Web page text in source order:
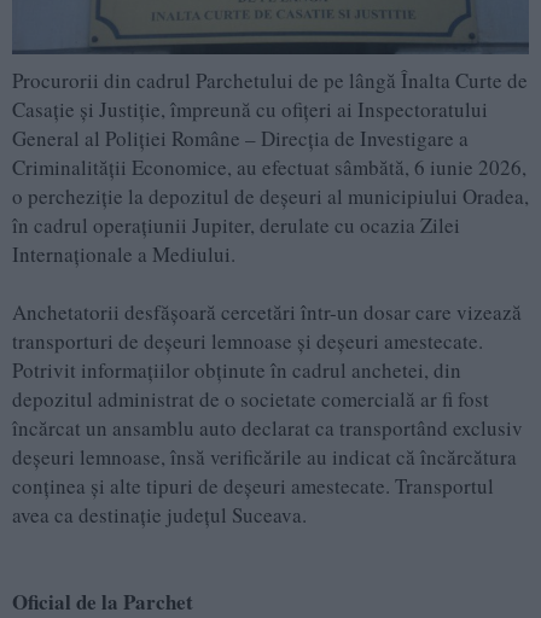
Procurorii din cadrul Parchetului de pe lângă Înalta Curte de
Casație și Justiție, împreună cu ofițeri ai Inspectoratului
General al Poliției Române – Direcția de Investigare a
Criminalității Economice, au efectuat sâmbătă, 6 iunie 2026,
o percheziție la depozitul de deșeuri al municipiului Oradea,
în cadrul operațiunii Jupiter, derulate cu ocazia Zilei
Internaționale a Mediului.
Anchetatorii desfășoară cercetări într-un dosar care vizează
transporturi de deșeuri lemnoase și deșeuri amestecate.
Potrivit informațiilor obținute în cadrul anchetei, din
depozitul administrat de o societate comercială ar fi fost
încărcat un ansamblu auto declarat ca transportând exclusiv
deșeuri lemnoase, însă verificările au indicat că încărcătura
conținea și alte tipuri de deșeuri amestecate. Transportul
avea ca destinație județul Suceava.
Oficial de la Parchet